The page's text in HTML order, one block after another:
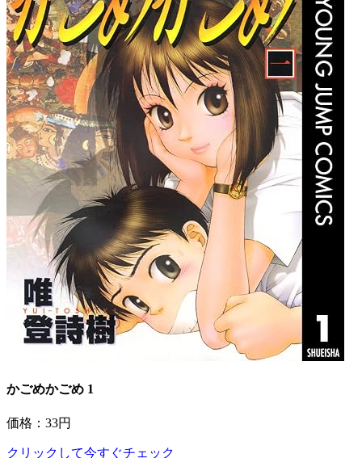
かごめかごめ 1
価格：33円
クリックして今すぐチェック